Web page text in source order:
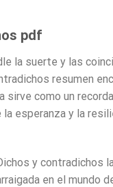
pdf
la suerte y las
resumen
sirve como un
esperanza y la
y contradichos
en el mundo